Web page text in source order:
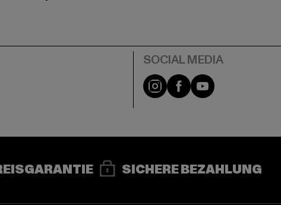
Instagram
FacebookYouTube
SICHERE BEZAHLUNG